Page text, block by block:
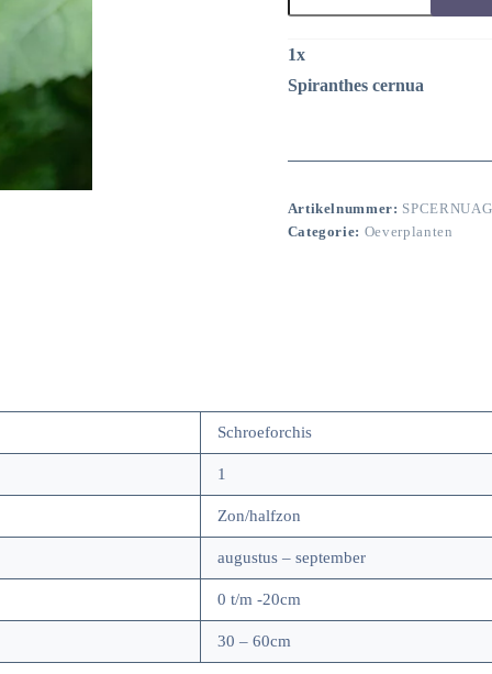
1x
Spiranthes cernua
Artikelnummer:
Categorie: Oeverplanten
Schroeforchis
1
Zon/halfzon
augustus – september
0 t/m -20cm
30 – 60cm